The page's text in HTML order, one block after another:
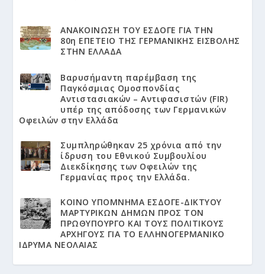
ΑΝΑΚΟΙΝΩΣΗ ΤΟΥ ΕΣΔΟΓΕ ΓΙΑ ΤΗΝ
80η ΕΠΕΤΕΙΟ ΤΗΣ ΓΕΡΜΑΝΙΚΗΣ ΕΙΣΒΟΛΗΣ
ΣΤΗΝ ΕΛΛΑΔΑ
Βαρυσήμαντη παρέμβαση της
Παγκόσμιας Ομοσπονδίας
Αντιστασιακών – Αντιφασιστών (FIR)
υπέρ της απόδοσης των Γερμανικών
Οφειλών στην Ελλάδα
Συμπληρώθηκαν 25 χρόνια από την
ίδρυση του Εθνικού Συμβουλίου
Διεκδίκησης των Οφειλών της
Γερμανίας προς την Ελλάδα.
KΟΙΝΟ ΥΠΟΜΝΗΜΑ ΕΣΔΟΓΕ-ΔΙΚΤΥΟΥ
ΜΑΡΤΥΡΙΚΩΝ ΔΗΜΩΝ ΠΡΟΣ ΤΟΝ
ΠΡΩΘΥΠΟΥΡΓΟ ΚΑΙ ΤΟΥΣ ΠΟΛΙΤΙΚΟΥΣ
ΑΡΧΗΓΟΥΣ ΓΙΑ ΤΟ ΕΛΛΗΝΟΓΕΡΜΑΝΙΚΟ
ΙΔΡΥΜΑ ΝΕΟΛΑΙΑΣ